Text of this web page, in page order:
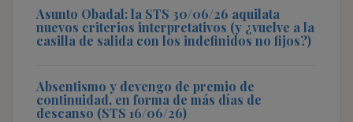
Asunto Obadal: la STS 30/06/26 aquilata
nuevos criterios interpretativos (y ¿vuelve a la
casilla de salida con los indefinidos no fijos?)
Absentismo y devengo de premio de
continuidad, en forma de más días de
descanso (STS 16/06/26)